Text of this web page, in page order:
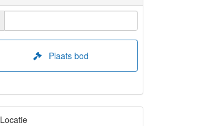
Plaats bod
Locatie